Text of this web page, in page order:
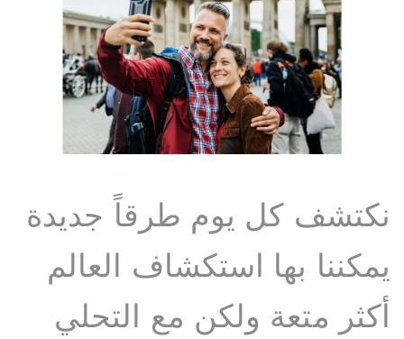
نكتشف كل يوم طرقاً جديدة
يمكننا بها استكشاف العالم
أكثر متعة ولكن مع التحلي